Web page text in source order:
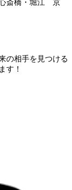
斎橋・堀江 京
の相手を見つける
す！